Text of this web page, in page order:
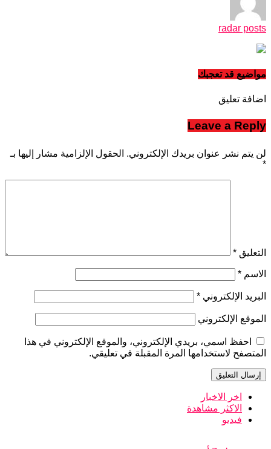
radar posts
مواضيع قد تعجبك
اضافة تعليق
Leave a Reply
لن يتم نشر عنوان بريدك الإلكتروني. الحقول الإلزامية مشار إليها بـ
*
التعليق *
الاسم *
البريد الإلكتروني *
الموقع الإلكتروني
احفظ اسمي، بريدي الإلكتروني، والموقع الإلكتروني في هذا
المتصفح لاستخدامها المرة المقبلة في تعليقي.
اخر الاخبار
الاكثر مشاهدة
فيديو